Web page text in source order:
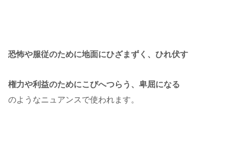
恐怖や服従のために地面にひざまずく、ひれ伏す
権力や利益のためにこびへつらう、卑屈になる
のようなニュアンスで使われます。